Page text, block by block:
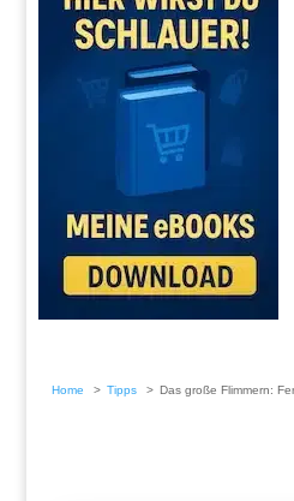
Home Tipps Das große Flimmern: